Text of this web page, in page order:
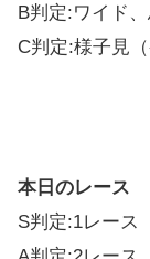
B判定:ワイド
C判定:様子見（
本日のレース
S判定:1レース